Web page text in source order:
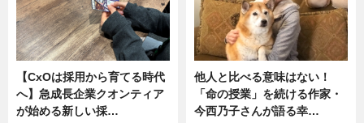
【CxOは採用から育てる時代
へ】急成長企業クオンティア
が始める新しい採…
他人と比べる意味はない！
「命の授業」を続ける作家・
今西乃子さんが語る幸…